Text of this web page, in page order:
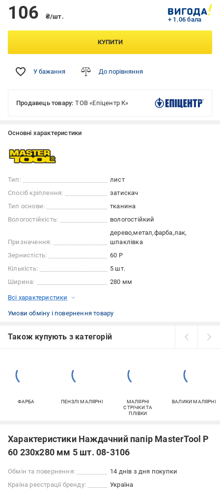
106 ₴/шт. + 1.06 бала
КУПИТИ
У бажання До порівняння
Продавець товару: ТОВ «Епіцентр К»
Основні характеристики
Тип:
лист
Спосіб кріплення:
затискач
Тип основи:
тканина
Вологостійкість:
вологостійкий
Призначення:
дерево метал фарба лак
шпаклівка
Зернистість:
60 Р
Кількість:
5 шт.
Ширина:
280 мм
Всі характеристики
Умови обміну і повернення товару
Також купують з категорій
ФАРБА ПЕНЗЛІ МАЛЯРНІ
МАЛЯРНІ
СТРІЧКИ ТА
ПЛІВКИ
ВАЛИКИ МАЛЯРНІ
Характеристики Наждачний папір MasterTool Р
60 230x280 мм 5 шт. 08-3106
Обмін та повернення:
14 днів з дня покупки
Країна реєстрації бренду:
Україна